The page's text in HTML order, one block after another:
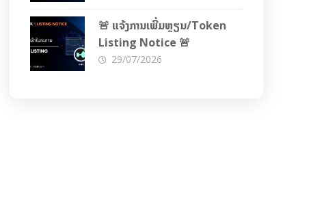
🚨 ແຈ້ງການເພີ່ມຫຼຽນ/Token
Listing Notice 🚨
29/07/2026